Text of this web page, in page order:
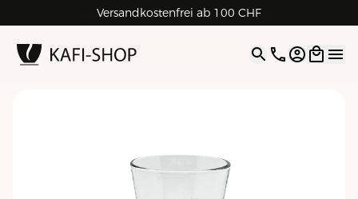
Versandkostenfrei ab 100 CHF
Rechnungskauf für Geschäftskunden
4.9| 5.0 Google
Open